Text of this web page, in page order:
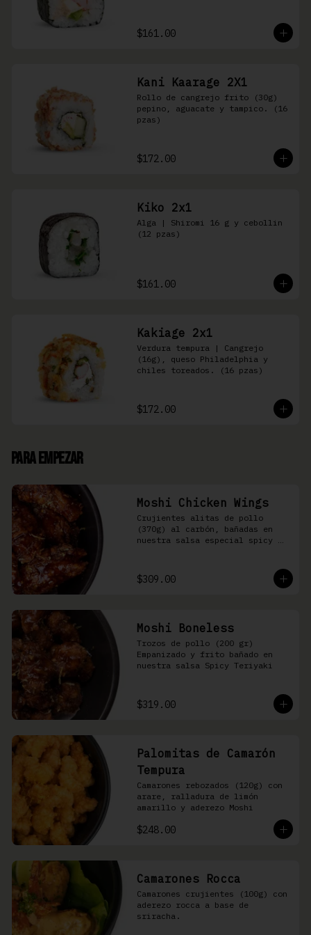
$161.00
Kani Kaarage 2X1
Rollo de cangrejo frito (30g)
pepino, aguacate y tampico. (16
pzas)
$172.00
Kiko 2x1
Alga | Shiromi 16 g y cebollin
(12 pzas)
$161.00
Kakiage 2x1
Verdura tempura | Cangrejo
(16g), queso Philadelphia y
chiles toreados. (16 pzas)
$172.00
Para Empezar
Moshi Chicken Wings
Crujientes alitas de pollo
(370g) al carbón, bañadas en
nuestra salsa especial spicy
$309.00
Moshi Boneless
Trozos de pollo (200 gr)
Empanizado y frito bañado en
nuestra salsa Spicy Teriyaki
$319.00
Palomitas de Camarón
Tempura
Camarones rebozados (120g) con
arare, ralladura de limón
amarillo y aderezo Moshi
$248.00
Camarones Rocca
Camarones crujientes (100g) con
aderezo rocca a base de
sriracha.